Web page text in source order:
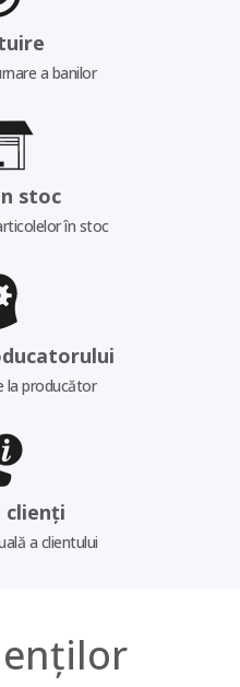
a banilor
stoc
în stoc
la producător
clienți
a clientului